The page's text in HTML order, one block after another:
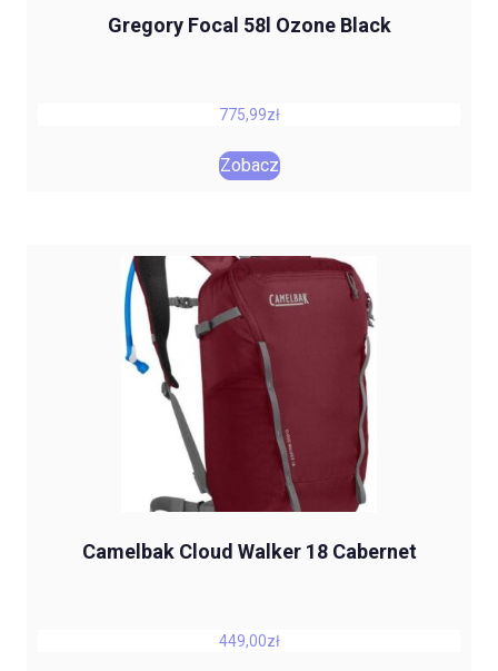
Gregory Focal 58l Ozone Black
775,99zł
Zobacz
Camelbak Cloud Walker 18 Cabernet
449,00zł